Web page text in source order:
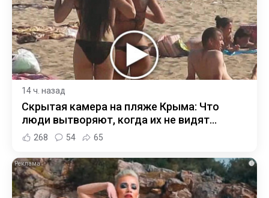
14 ч. назад
Скрытая камера на пляже Крыма: Что
люди вытворяют, когда их не видят...
268 54 65
i